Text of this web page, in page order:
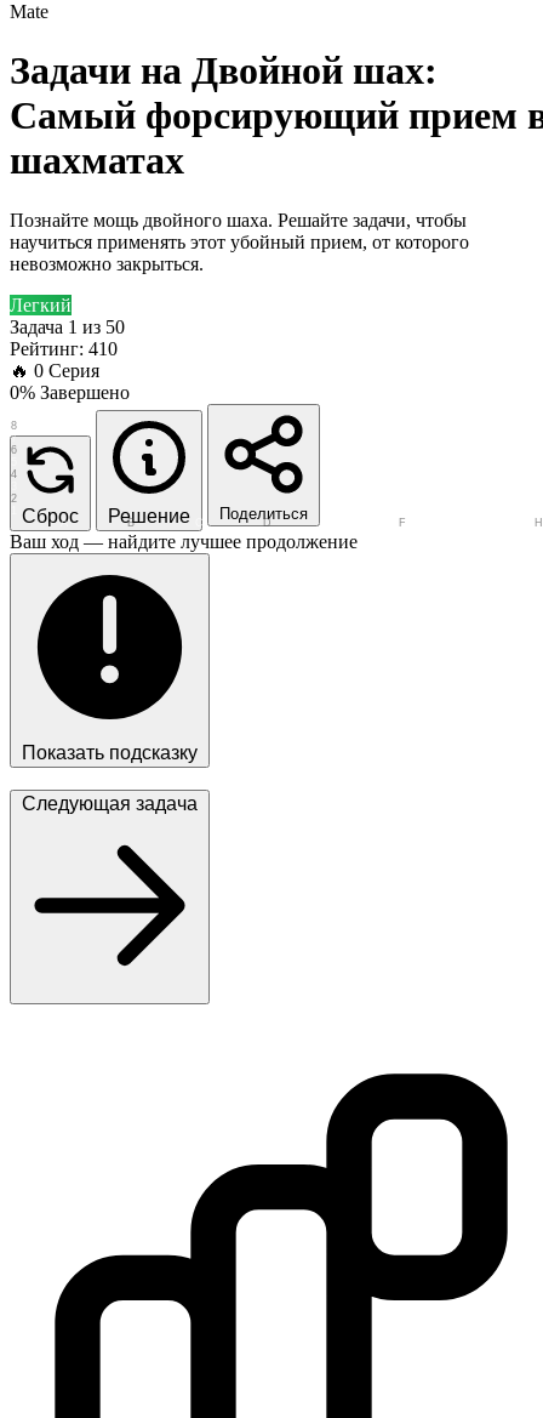
Mate
Задачи на Двойной шах:
Самый форсирующий прием
шахматах
Познайте мощь двойного шаха. Решайте задачи, чтобы
научиться применять этот убойный прием, от которого
невозможно закрыться.
Легкий
Задача 1 из 50
Рейтинг: 410
🔥 0 Серия
0% Завершено
Сброс Решение Поделиться
2
4
6
7
8
A B C D F H
Ваш ход — найдите лучшее продолжение
Показать подсказку
Следующая задача